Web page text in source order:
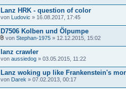
Lanz HRK - question of color
von Ludovic » 16.08.2017, 17:45
D7506 Kolben und Ölpumpe
von Stephan-1975 » 12.12.2015, 15:02
lanz crawler
von aussiedog » 03.05.2015, 11:22
Lanz woking up like Frankenstein's
von Darek » 07.02.2013, 00:17